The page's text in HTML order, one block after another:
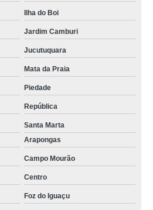
Ilha do Boi
Jardim Camburi
Jucutuquara
Mata da Praia
Piedade
República
Santa Marta
Arapongas
Campo Mourão
Centro
Foz do Iguaçu